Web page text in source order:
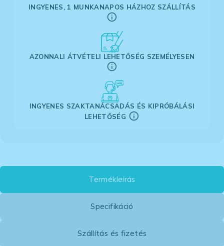
INGYENES, 1 MUNKANAPOS HÁZHOZ SZÁLLÍTÁS
AZONNALI ÁTVÉTELI LEHETŐSÉG SZEMÉLYESEN
INGYENES SZAKTANÁCSADÁS ÉS KIPRÓBÁLÁSI
LEHETŐSÉG
Termékleírás
Specifikáció
Szállítás és fizetés